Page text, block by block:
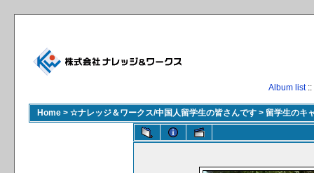
Album list::
Home > ☆ナレッジ＆ワークス/中国人留学生の皆さんです > 留学生のキ